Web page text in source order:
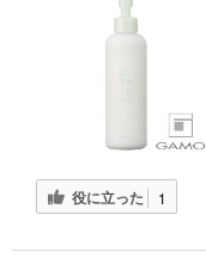
役に立った 1